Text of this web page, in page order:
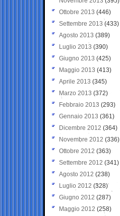
Ottobre 2013 (446)
Settembre 2013 (433)
Agosto 2013 (389)
Luglio 2013 (390)
Giugno 2013 (425)
Maggio 2013 (413)
Aprile 2013 (345)
Marzo 2013 (372)
Febbraio 2013 (293)
Gennaio 2013 (361)
Dicembre 2012 (364)
Novembre 2012 (336)
Ottobre 2012 (363)
Settembre 2012 (341)
Agosto 2012 (238)
Luglio 2012 (328)
Giugno 2012 (287)
Maggio 2012 (258)